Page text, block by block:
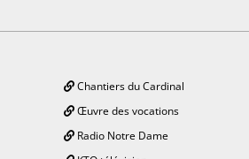
Chantiers du Cardinal
Œuvre des vocations
Radio Notre Dame